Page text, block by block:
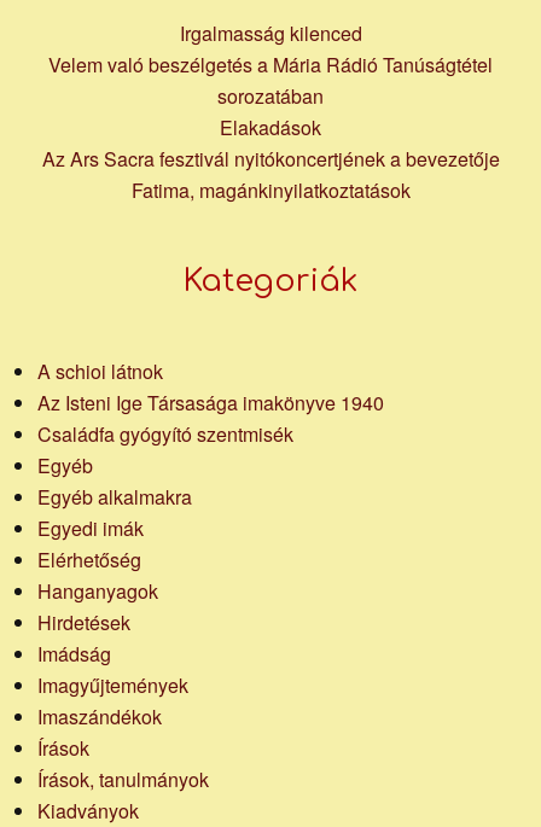
Irgalmasság kilenced
Velem való beszélgetés a Mária Rádió Tanúságtétel
sorozatában
Elakadások
Az Ars Sacra fesztivál nyitókoncertjének a bevezetője
Fatima, magánkinyilatkoztatások
Kategoriák
A schioi látnok
Az Isteni Ige Társasága imakönyve 1940
Családfa gyógyító szentmisék
Egyéb
Egyéb alkalmakra
Egyedi imák
Elérhetőség
Hanganyagok
Hirdetések
Imádság
Imagyűjtemények
Imaszándékok
Írások
Írások, tanulmányok
Kiadványok